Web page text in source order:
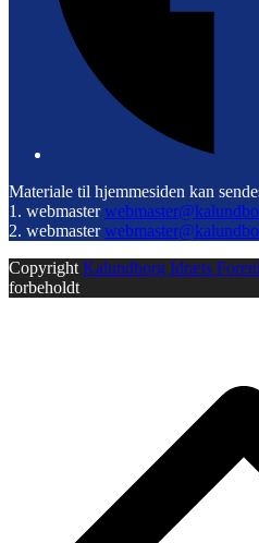
Materiale til hjemmesiden kan
1. webmaster
2. webmaster
Copyright Kalundborg Idræts
forbeholdt